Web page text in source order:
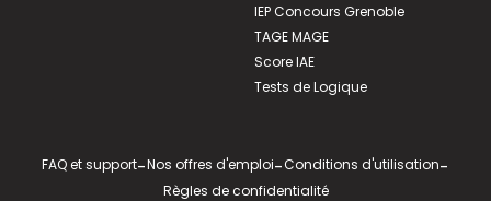
IEP Concours Grenoble
TAGE MAGE
Score IAE
Tests de Logique
FAQ et support-Nos offres d'emploi-Conditions d'utilisation-
Règles de confidentialité